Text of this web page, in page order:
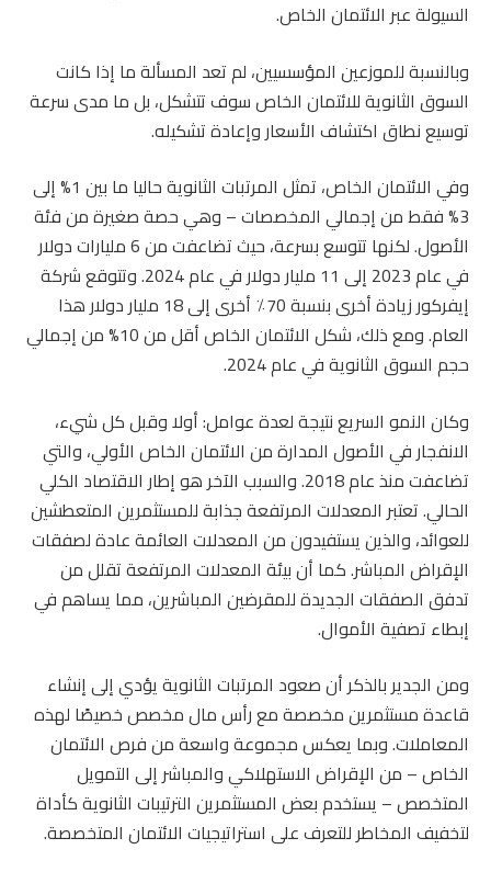
السيولة عبر الائتمان الخاص.
وبالنسبة للموزعين المؤسسيين، لم تعد المسألة ما إذا كانت
السوق الثانوية للائتمان الخاص سوف تتشكل، بل ما مدى سرعة
توسيع نطاق اكتشاف الأسعار وإعادة تشكيله.
وفي الائتمان الخاص، تمثل المرتبات الثانوية حاليا ما بين 1% إلى
3% فقط من إجمالي المخصصات – وهي حصة صغيرة من فئة
الأصول. لكنها تتوسع بسرعة، حيث تضاعفت من 6 مليارات دولار
في عام 2023 إلى 11 مليار دولار في عام 2024. وتتوقع شركة
إيفركور زيادة أخرى بنسبة 70٪ أخرى إلى 18 مليار دولار هذا
العام. ومع ذلك، شكل الائتمان الخاص أقل من 10% من إجمالي
حجم السوق الثانوية في عام 2024.
وكان النمو السريع نتيجة لعدة عوامل: أولا وقبل كل شيء،
الانفجار في الأصول المدارة من الائتمان الخاص الأولي، والتي
تضاعفت منذ عام 2018. والسبب الآخر هو إطار الاقتصاد الكلي
الحالي. تعتبر المعدلات المرتفعة جذابة للمستثمرين المتعطشين
للعوائد، والذين يستفيدون من المعدلات العائمة عادة لصفقات
الإقراض المباشر. كما أن بيئة المعدلات المرتفعة تقلل من
تدفق الصفقات الجديدة للمقرضين المباشرين، مما يساهم في
إبطاء تصفية الأموال.
ومن الجدير بالذكر أن صعود المرتبات الثانوية يؤدي إلى إنشاء
قاعدة مستثمرين مخصصة مع رأس مال مخصص خصيصًا لهذه
المعاملات. وبما يعكس مجموعة واسعة من فرص الائتمان
الخاص – من الإقراض الاستهلاكي والمباشر إلى التمويل
المتخصص – يستخدم بعض المستثمرين الترتيبات الثانوية كأداة
لتخفيف المخاطر للتعرف على استراتيجيات الائتمان المتخصصة.